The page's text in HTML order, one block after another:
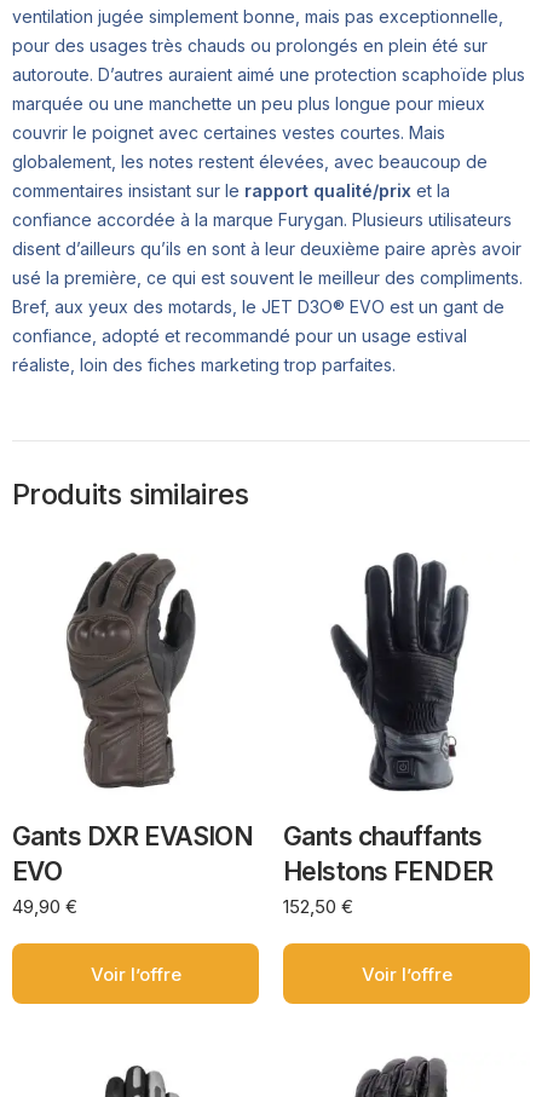
ventilation jugée simplement bonne, mais pas exceptionnelle,
pour des usages très chauds ou prolongés en plein été sur
autoroute. D’autres auraient aimé une protection scaphoïde plus
marquée ou une manchette un peu plus longue pour mieux
couvrir le poignet avec certaines vestes courtes. Mais
globalement, les notes restent élevées, avec beaucoup de
commentaires insistant sur le rapport qualité/prix et la
confiance accordée à la marque Furygan. Plusieurs utilisateurs
disent d’ailleurs qu’ils en sont à leur deuxième paire après avoir
usé la première, ce qui est souvent le meilleur des compliments.
Bref, aux yeux des motards, le JET D3O® EVO est un gant de
confiance, adopté et recommandé pour un usage estival
réaliste, loin des fiches marketing trop parfaites.
Produits similaires
Gants DXR EVASION
EVO
49,90 €
Voir l’offre
Gants chauffants
Helstons FENDER
152,50 €
Voir l’offre